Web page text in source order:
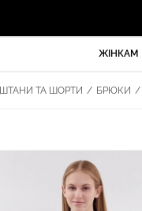
ЖІНКАМ
ШТАНИ ТА ШОРТИ / БРЮКИ /